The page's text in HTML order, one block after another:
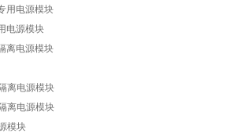
用电源模块
电源模块
离电源模块
离电源模块
离电源模块
模块